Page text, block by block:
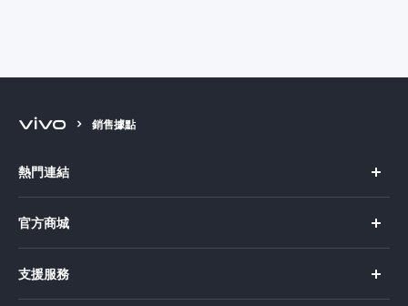
銷售據點
熱門連結
X200 Pro
X200
官方商城
購買手機
支援服務